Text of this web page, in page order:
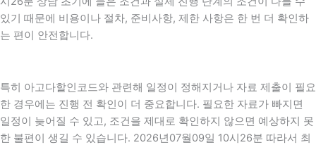
있기 때문에 비용이나 절차, 준비사항, 제한 사항은 한 번 더 확인하
는 편이 안전합니다.
특히 아고다할인코드와 관련해 일정이 정해지거나 자료 제출이 필요
한 경우에는 진행 전 확인이 더 중요합니다. 필요한 자료가 빠지면
일정이 늦어질 수 있고, 조건을 제대로 확인하지 않으면 예상하지 못
한 불편이 생길 수 있습니다. 2026년07월09일 10시26분 따라서 최